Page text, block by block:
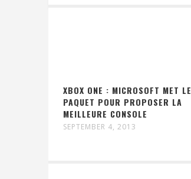
XBOX ONE : MICROSOFT MET LE
PAQUET POUR PROPOSER LA
MEILLEURE CONSOLE
SEPTEMBER 4, 2013